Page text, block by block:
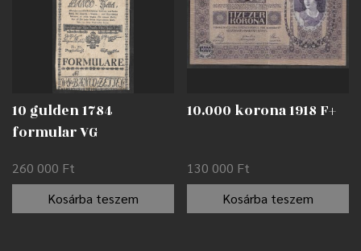
10 gulden 1784
formular VG
260 000 Ft
Kosárba teszem
10.000 korona 1918 F+
130 000 Ft
Kosárba teszem